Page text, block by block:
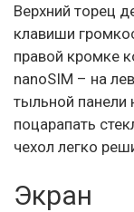
Верхний торец
клавиши
правой кромке
nanoSIM – на
тыльной панели
поцарапать
чехол легко
Экран